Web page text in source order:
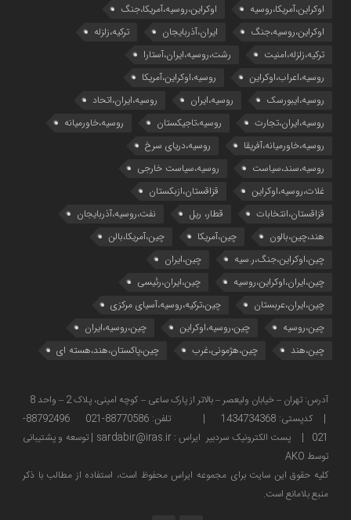
اوکراین،آمریکا،روسیه
اوکراین،روسیه،آمریکا،جنگ
اوکراین،روسیه،جنگ
ایران،آذربایجان
ترکیه،زلزله
ترکیه،زلزله،امنیت
رشت،روسیه،ایران،آستارا
روسیه،اعراب،اوکراین
روسیه،اوکراین،آمریکا
روسیه،ایبورسک
روسیه،ایران
روسیه،ایران،اتحاد
روسیه،ایران،تجارت
روسیه،تاجیکستان
روسیه،خاورمیانه
روسیه،خاورمیانه،آفریقا
روسیه،دریای سرخ
روسیه،سند،سیاست
روسیه،سیاست خارجی
غلات،روسیه،اوکراین
قزاقستان،ازبکستان
قزاقستان،انتخابات
قطار، ریل
نفت،روسیه،آذربایجان
هند،چین،بالون
چین،آمریکا
چین،آمریکا،بالن
چین،اوکراین،جنگ،ر.سیه
چین،ایران
چین،ایران،اوکراین،روسیه
چین،ایران،رئیسی
چین،ایران،عربستان
چین،ترکیه،روسیه،آسیای مرکزی
چین،روسیه
چین،روسیه،اوکراین
چین،روسیه،ایران
چین،هند
چین،هژمونی،غرب چین،پاکستان،هند،هسته ای
| کدپستی: 1434734368 | تلفن: 88770586-021 88792496-
021 | پست الکترونیک سردبیر ایراس : sardabir@iras.ir |
توسعه و پشتیبانی
توسط AKO
كليه حقوق این سایت برای مجموعه ایراس محفوظ است، استفاده از مطالب با ذكر
منبع بلامانع است.